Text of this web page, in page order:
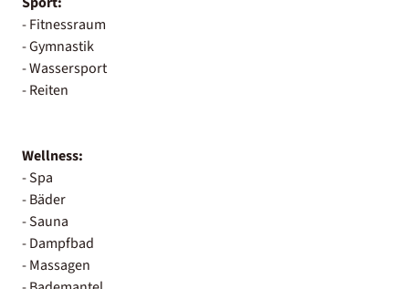
- Fitnessraum
- Gymnastik
- Wassersport
- Reiten
Wellness:
- Spa
- Bäder
- Sauna
- Dampfbad
- Massagen